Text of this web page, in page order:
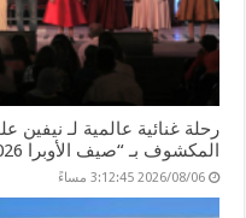
رحلة غنائية عالمية لـ نيفين
المكشوف بـ “صيف الأوبرا 2026”
2026/08/06 3:12:45 مساءً